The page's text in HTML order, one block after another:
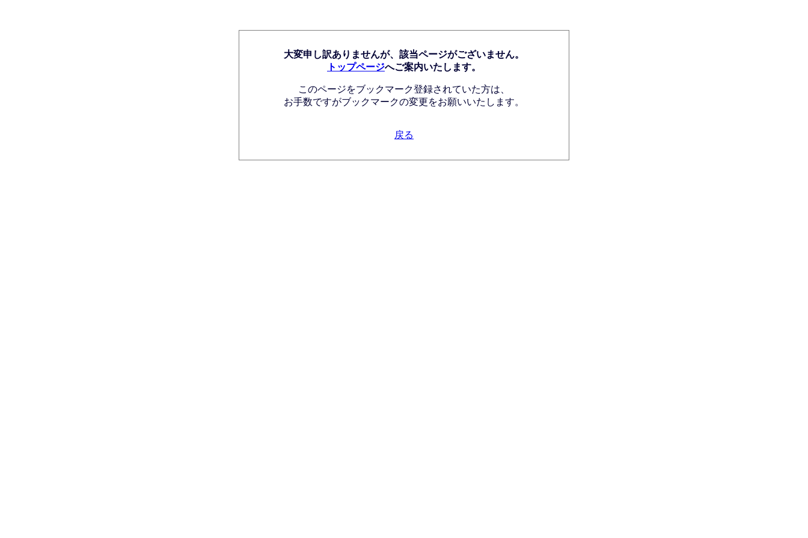
大変申し訳ありませんが、該当ページがございません。
トップページへご案内いたします。
このページをブックマーク登録されていた方は、
お手数ですがブックマークの変更をお願いいたします。
戻る